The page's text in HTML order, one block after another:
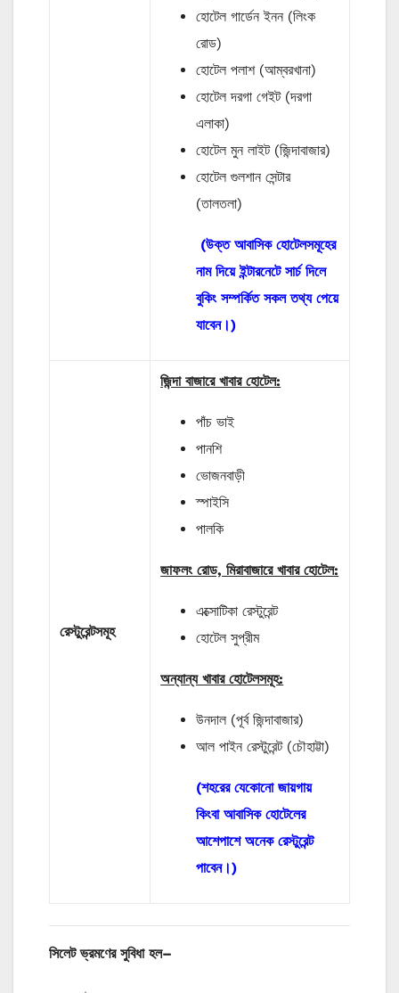
হোটেল গার্ডেন ইনন (লিংক
রোড)
হোটেল পলাশ (আম্বরখানা)
হোটেল দরগা গেইট (দরগা
এলাকা)
হোটেল মুন লাইট (জিন্দাবাজার)
হোটেল গুলশান সেন্টার
(তালতলা)
(উক্ত আবাসিক হোটেলসমূহের
নাম দিয়ে ইন্টারনেটে সার্চ দিলে
বুকিং সম্পর্কিত সকল তথ্য পেয়ে
যাবেন।)
রেস্টুরেন্টসমূহ
জিন্দা বাজারে খাবার হোটেল:
পাঁচ ভাই
পানশি
ভোজনবাড়ী
স্পাইসি
পালকি
জাফলং রোড, মিরাবাজারে খাবার হোটেল:
এক্সোটিকা রেস্টুরেন্ট
হোটেল সুপ্রীম
অন্যান্য খাবার হোটেলসমূহ:
উনদাল (পূর্ব জিন্দাবাজার)
আল পাইন রেস্টুরেন্ট (চৌহাট্টা)
(শহরের যেকোনো জায়গায়
কিংবা আবাসিক হোটেলের
আশেপাশে অনেক রেস্টুরেন্ট
পাবেন।)
সিলেট ভ্রমণের সুবিধা হল–